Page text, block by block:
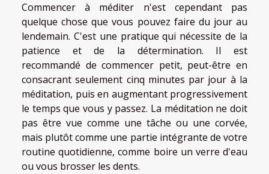
Commencer à méditer n'est cependant pas
quelque chose que vous pouvez faire du jour au
lendemain. C'est une pratique qui nécessite de la
patience et de la détermination. Il est
recommandé de commencer petit, peut-être en
consacrant seulement cinq minutes par jour à la
méditation, puis en augmentant progressivement
le temps que vous y passez. La méditation ne doit
pas être vue comme une tâche ou une corvée,
mais plutôt comme une partie intégrante de votre
routine quotidienne, comme boire un verre d'eau
ou vous brosser les dents.